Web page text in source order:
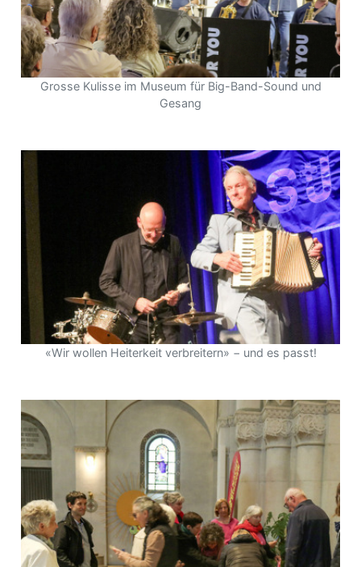
Grosse Kulisse im Museum für Big-Band-Sound und
Gesang
«Wir wollen Heiterkeit verbreitern» − und es passt!